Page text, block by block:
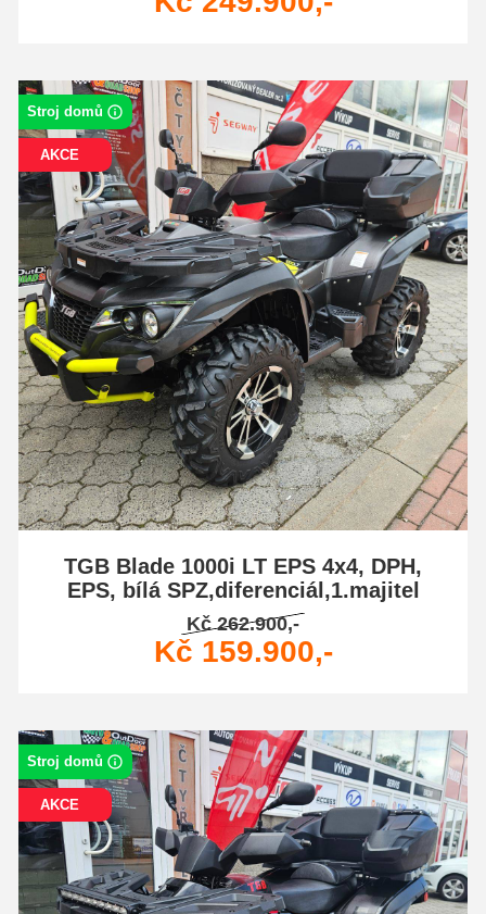
Stroj domů
AKCE
TGB Blade 1000i LT EPS 4x4, DPH,
EPS, bílá SPZ,diferenciál,1.majitel
Kč 262.900,-
Kč 159.900,-
Stroj domů
AKCE